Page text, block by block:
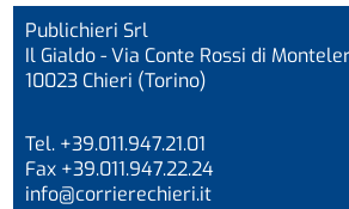
Publichieri Srl
Il Gialdo - Via Conte Rossi di
10023 Chieri (Torino)
Tel. +39.011.947.21.01
Fax +39.011.947.22.24
info@corrierechieri.it